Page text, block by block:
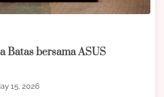
Batas bersama ASUS
15, 2026